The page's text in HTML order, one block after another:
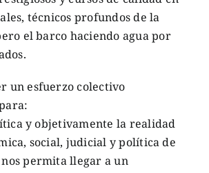
técnicos profundos de la
el barco haciendo agua por
un esfuerzo colectivo
y objetivamente la realidad
social, judicial y política de
permita llegar a un